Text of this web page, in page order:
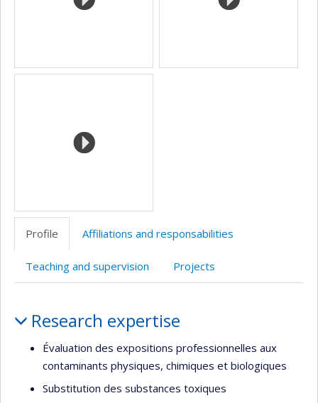
recherche
Profile Affiliations and responsabilities
Teaching and supervision Projects
Research expertise
Évaluation des expositions professionnelles aux
contaminants physiques, chimiques et biologiques
Substitution des substances toxiques